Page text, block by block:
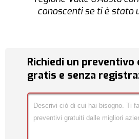
conoscenti se ti è stato
Richiedi un
gratis e senza